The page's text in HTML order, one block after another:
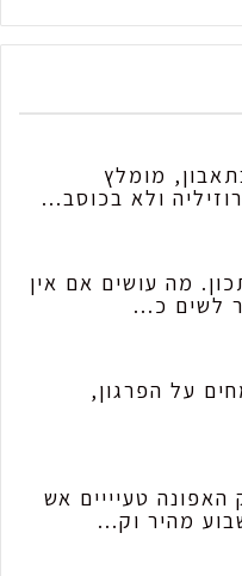
מומלץ
ולא בכוסב...
מה עושים אם אין
לשים כ...
על הפרגון,
טעיייים אש
מהיר וק...